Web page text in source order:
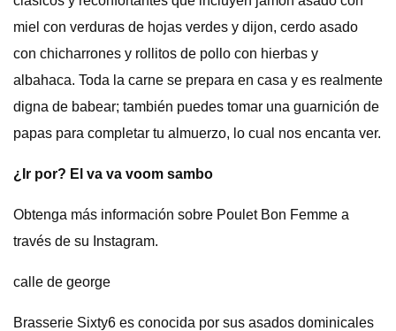
miel con verduras de hojas verdes y dijon, cerdo asado
con chicharrones y rollitos de pollo con hierbas y
albahaca. Toda la carne se prepara en casa y es realmente
digna de babear; también puedes tomar una guarnición de
papas para completar tu almuerzo, lo cual nos encanta ver.
¿Ir por? El va va voom sambo
Obtenga más información sobre Poulet Bon Femme a
través de su Instagram.
calle de george
Brasserie Sixty6 es conocida por sus asados ​​dominicales